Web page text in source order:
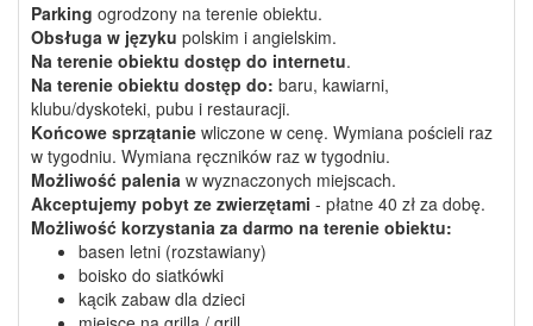
Parking ogrodzony na terenie obiektu.
Obsługa w języku polskim i angielskim.
Na terenie obiektu dostęp do internetu.
Na terenie obiektu dostęp do: baru, kawiarni,
klubu/dyskoteki, pubu i restauracji.
Końcowe sprzątanie wliczone w cenę. Wymiana pościeli raz
w tygodniu. Wymiana ręczników raz w tygodniu.
Możliwość palenia w wyznaczonych miejscach.
Akceptujemy pobyt ze zwierzętami - płatne 40 zł za dobę.
Możliwość korzystania za darmo na terenie obiektu:
basen letni (rozstawiany)
boisko do siatkówki
kącik zabaw dla dzieci